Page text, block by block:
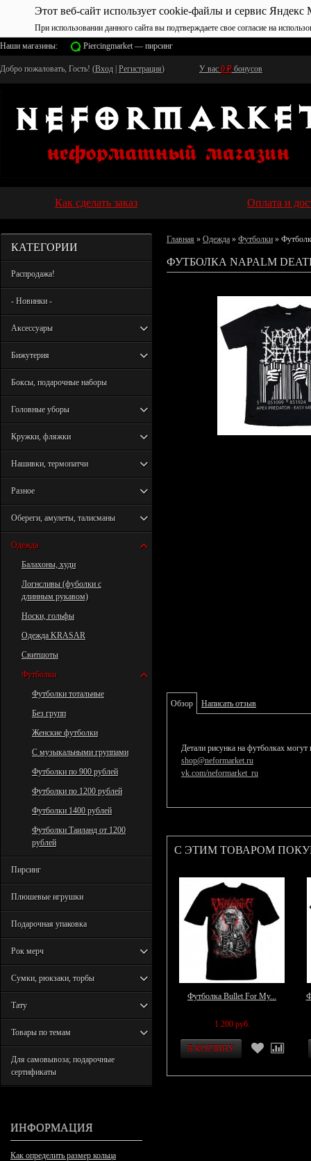
Этот веб-сайт использует cookie-файлы и сервис Яндекс
При использовании данного сайта вы подтверждаете свое согласие на
Наши магазины:
Piercingmarket — пирсинг
Добро пожаловать, Гость! (Вход Регистрация) У вас 0 ₽ бонусов
Как сделать заказ Оплата и
КАТЕГОРИИ
Распродажа!
- Новинки -
Аксессуары
Бижутерия
Боксы, подарочные наборы
Головные уборы
Кружки, фляжки
Нашивки, термопатчи
Разное
Обереги, амулеты, талисманы
Одежда
Балахоны, худи
Логнсливы (фуболки с
длинным рукавом)
Носки, гольфы
Одежда KRASAR
Свитшоты
Футболки
Футболки тотальные
Без групп
Женские футболки
С музыкальными группами
Футболки по 900 рублей
Футболки по 1200 рублей
Футболки 1400 рублей
Футболки Таиланд от 1200
рублей
Пирсинг
Плюшевые игрушки
Подарочная упаковка
Рок мерч
Сумки, рюкзаки, торбы
Тату
Товары по темам
Для самовывоза; подарочные
сертификаты
ИНФОРМАЦИЯ
Как определить размер кольца
Главная » Одежда » Футболки »
ФУТБОЛКА NAPALM
Обзор Написать отзыв
Детали рисунка на футболках
shop@neformarket.ru
vk.com/neformarket_ru
С ЭТИМ ТОВАРОМ
Футболка Bullet For My...
1 200 руб.